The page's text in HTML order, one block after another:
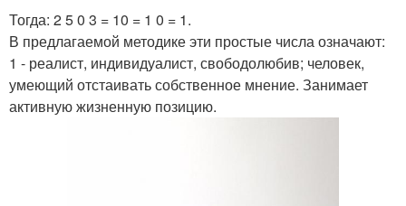
Тогда: 2 5 0 3 = 10 = 1 0 = 1.
В предлагаемой методике эти простые числа означают:
1 - реалист, индивидуалист, свободолюбив; человек,
умеющий отстаивать собственное мнение. Занимает
активную жизненную позицию.